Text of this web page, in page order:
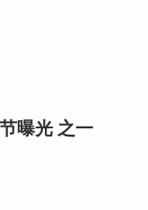
曝光 之一